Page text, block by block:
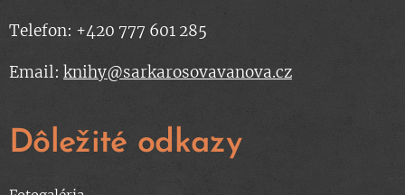
Telefon: +420 777 601 285
Email: knihy@sarkarosovavanova.cz
Dôležité odkazy